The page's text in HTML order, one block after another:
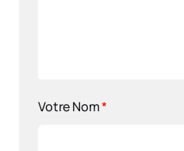
Votre Nom*